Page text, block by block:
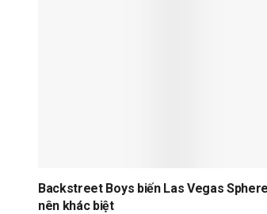
Backstreet Boys biến Las Vegas
nên khác biệt